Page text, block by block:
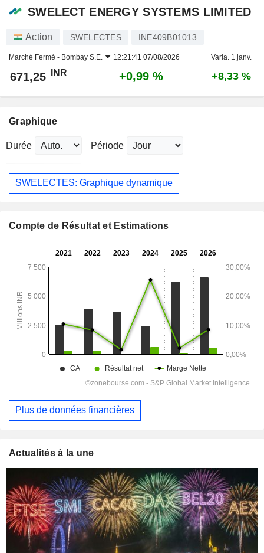
SWELECT ENERGY SYSTEMS LIMITED
Action SWELECTES INE409B01013
Marché Fermé - Bombay S.E. 12:21:41 07/08/2026 Varia. 1 janv.
671,25 INR +0,99 % +8,33 %
Graphique
Durée Période
SWELECTES: Graphique dynamique
Compte de Résultat et Estimations
Plus de données financières
Actualités à la une